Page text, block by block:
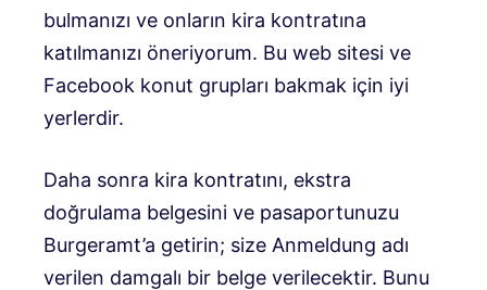
bulmanızı ve onların kira kontratına
katılmanızı öneriyorum. Bu web sitesi ve
Facebook konut grupları bakmak için iyi
yerlerdir.
Daha sonra kira kontratını, ekstra
doğrulama belgesini ve pasaportunuzu
Burgeramt’a getirin; size Anmeldung adı
verilen damgalı bir belge verilecektir. Bunu